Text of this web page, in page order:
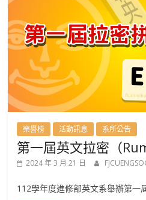
榮譽榜 活動訊息 系所公告
第一屆英文拉密（
2024 年 3 月 21 日
112學年度進修部英文系舉辦第一